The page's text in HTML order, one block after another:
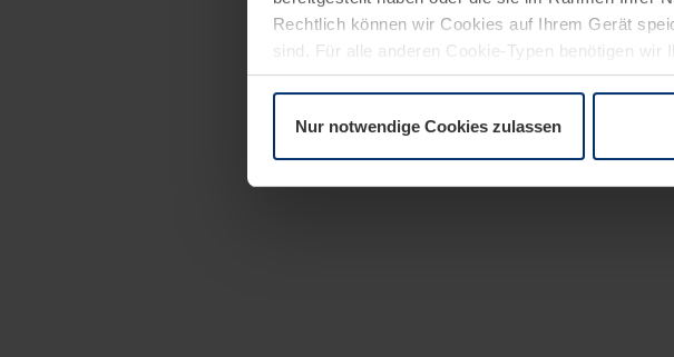
Rechtlich können wir Cookies auf Ihrem Gerät
sind. Für alle anderen Cookie-Typen benötigen wir
Erläuterung auf der SeiteDatenschutzerklärung
Nur notwendige Cookies zulassen